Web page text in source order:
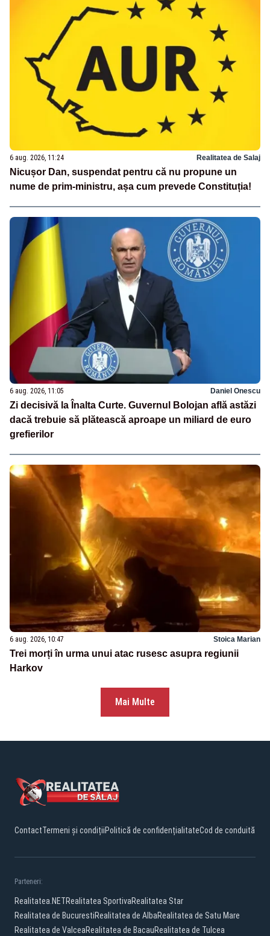
6 aug. 2026, 11:24 Realitatea de Salaj
Nicușor Dan, suspendat pentru că nu propune un
nume de prim-ministru, așa cum prevede Constituția!
6 aug. 2026, 11:05 Daniel Onescu
Zi decisivă la Înalta Curte. Guvernul Bolojan află astăzi
dacă trebuie să plătească aproape un miliard de euro
grefierilor
6 aug. 2026, 10:47 Stoica Marian
Trei morți în urma unui atac rusesc asupra regiunii
Harkov
Mai Multe
ContactTermeni și condițiiPolitică de confidențialitateCod de conduită
Parteneri:
Realitatea.NETRealitatea SportivaRealitatea Star
Realitatea de BucurestiRealitatea de AlbaRealitatea de Satu Mare
Realitatea de ValceaRealitatea de BacauRealitatea de Tulcea